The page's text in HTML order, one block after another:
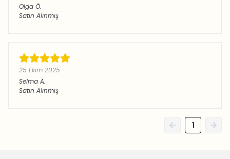
Olga Ö.
Satın Alınmış
25 Ekim 2025
Selma A.
Satın Alınmış
1